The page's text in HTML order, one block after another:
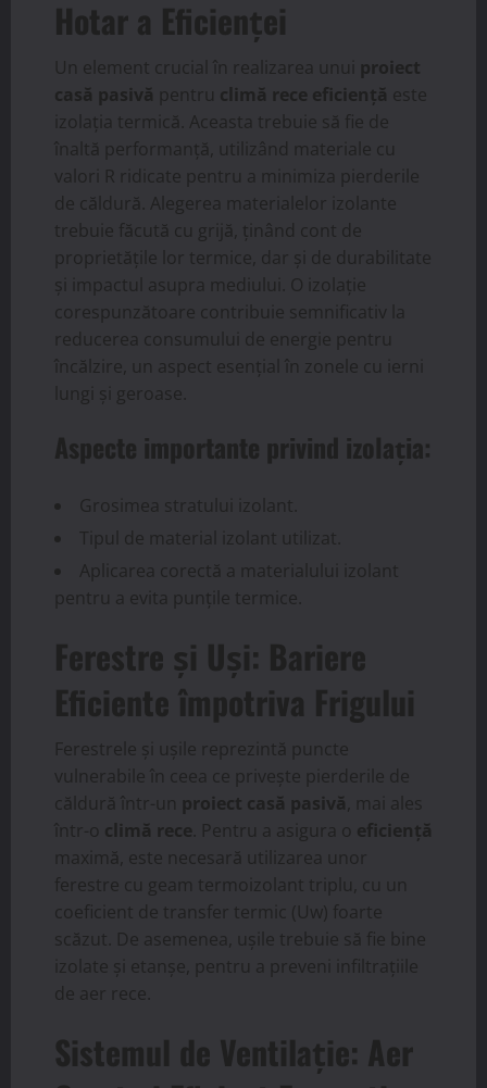
Hotar a Eficienței
Un element crucial în realizarea unui proiect
casă pasivă pentru climă rece eficiență este
izolația termică. Aceasta trebuie să fie de
înaltă performanță, utilizând materiale cu
valori R ridicate pentru a minimiza pierderile
de căldură. Alegerea materialelor izolante
trebuie făcută cu grijă, ținând cont de
proprietățile lor termice, dar și de durabilitate
și impactul asupra mediului. O izolație
corespunzătoare contribuie semnificativ la
reducerea consumului de energie pentru
încălzire, un aspect esențial în zonele cu ierni
lungi și geroase.
Aspecte importante privind izolația:
Grosimea stratului izolant.
Tipul de material izolant utilizat.
Aplicarea corectă a materialului izolant
pentru a evita punțile termice.
Ferestre și Uși: Bariere
Eficiente împotriva Frigului
Ferestrele și ușile reprezintă puncte
vulnerabile în ceea ce privește pierderile de
căldură într-un proiect casă pasivă , mai ales
într-o climă rece . Pentru a asigura o eficiență
maximă, este necesară utilizarea unor
ferestre cu geam termoizolant triplu, cu un
coeficient de transfer termic (Uw) foarte
scăzut. De asemenea, ușile trebuie să fie bine
izolate și etanșe, pentru a preveni infiltrațiile
de aer rece.
Sistemul de Ventilație: Aer